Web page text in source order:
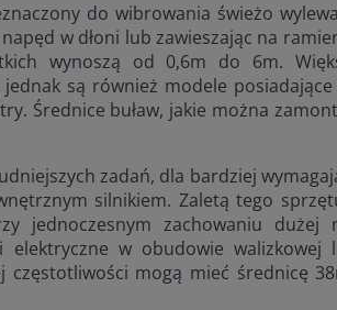
do wibrowania świeżo
w dłoni lub zawieszając na
wynoszą od 0,6m do 6m.
są również modele
Średnice buław, jakie można
zadań, dla bardziej
silnikiem. Zaletą tego
jednoczesnym zachowaniu dużej
elektryczne w obudowie walizkowej
częstotliwości mogą mieć średnicę